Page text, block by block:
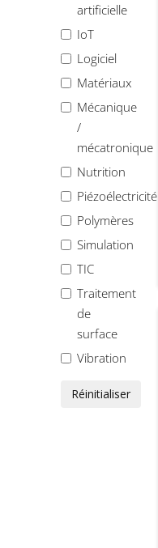
artificielle
IoT
Logiciel
Matériaux
Mécanique
/
mécatronique
Nutrition
Piézoélectricité
Polymères
Simulation
TIC
Traitement
de
surface
Vibration
Réinitialiser